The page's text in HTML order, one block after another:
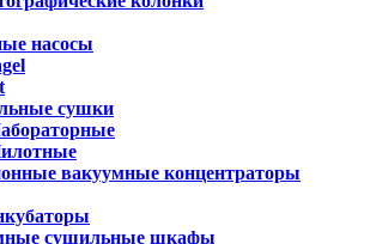
насосы
сушки
вакуумные концентраторы
сушильные шкафы